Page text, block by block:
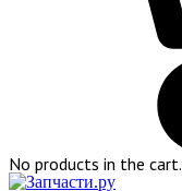
No products in the cart.